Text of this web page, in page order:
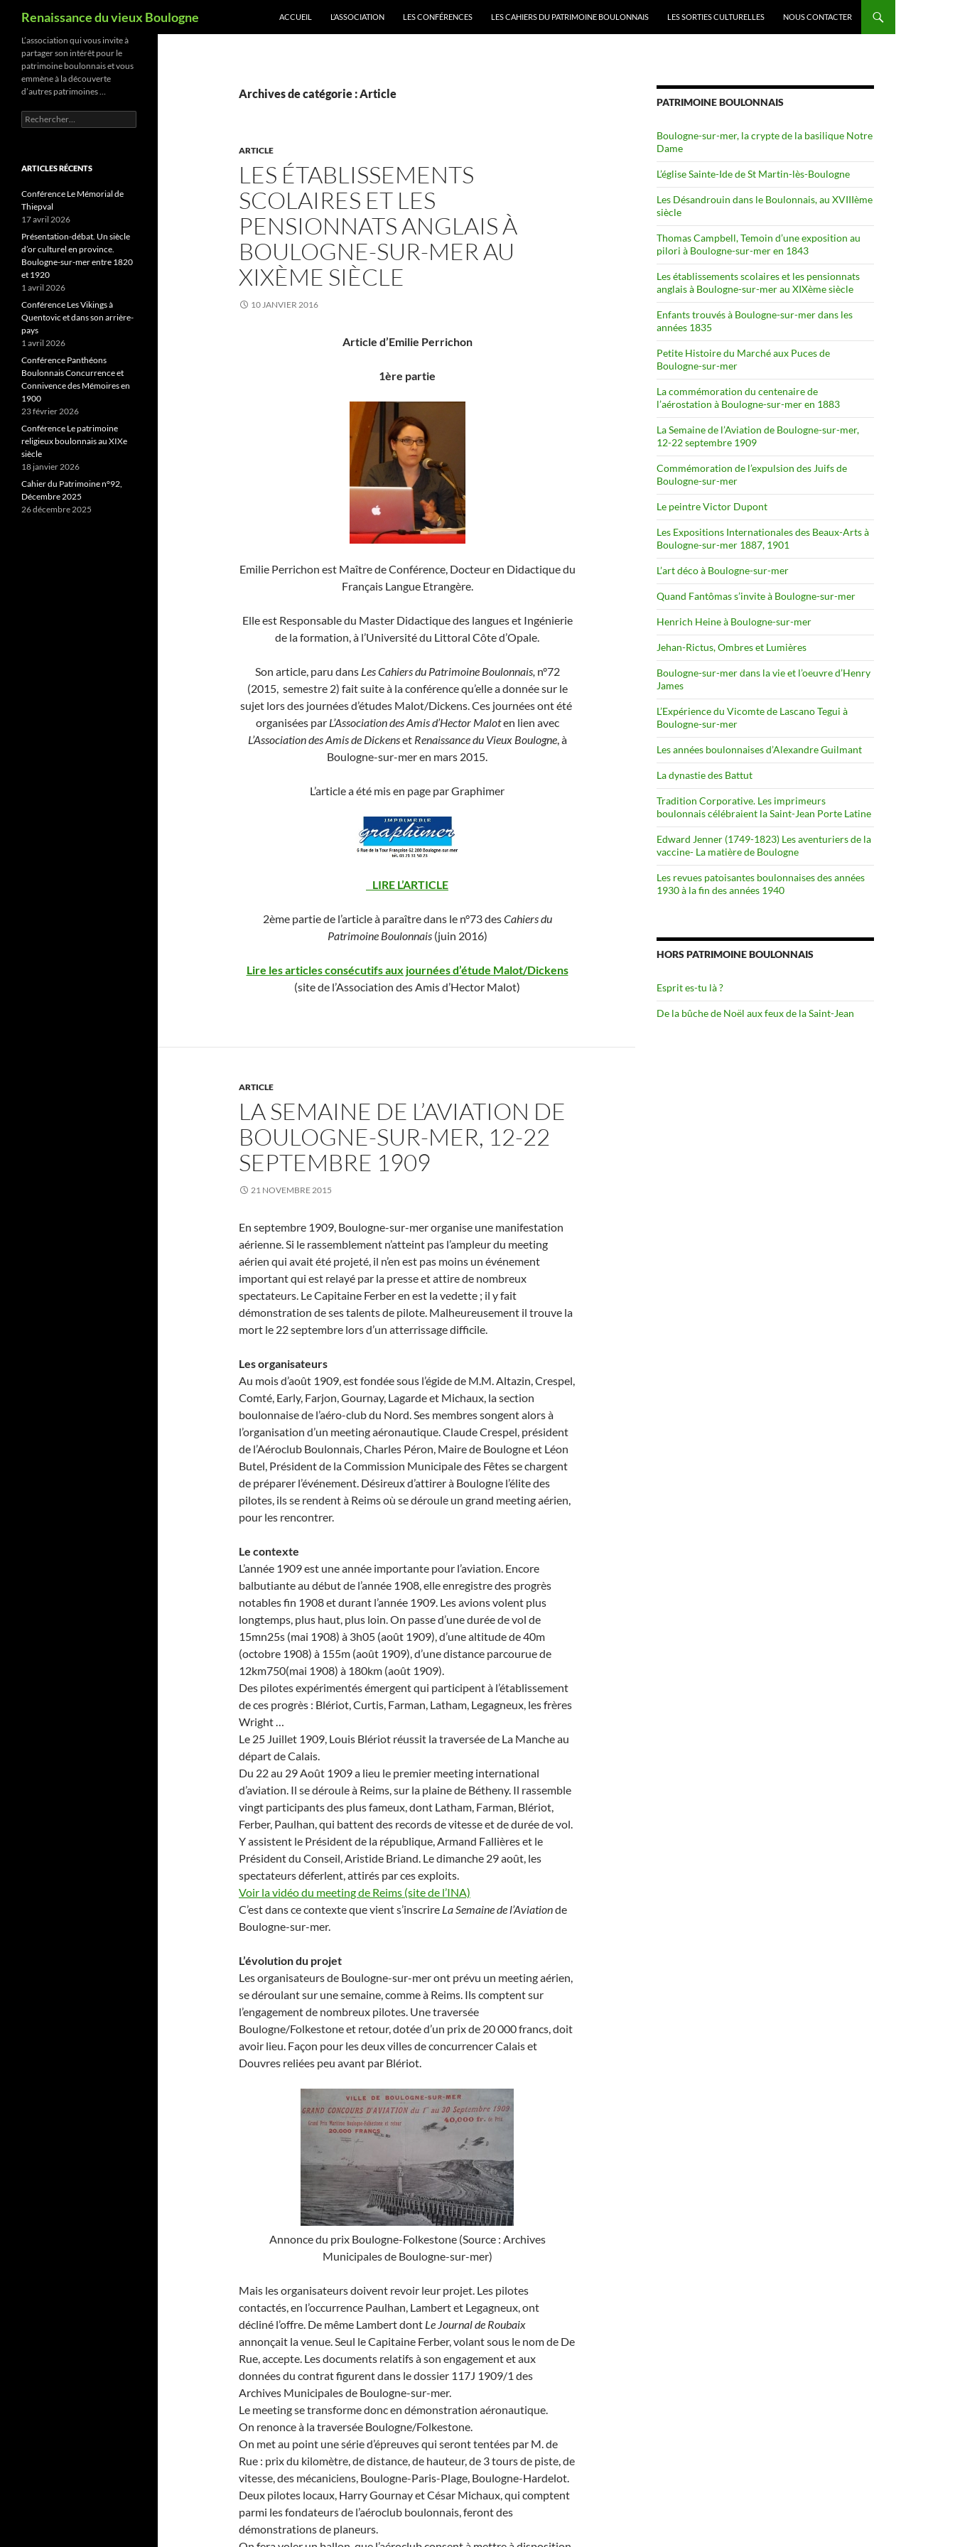
Aller
contenu
Renaissance du vieux Boulogne ACCUEIL L’ASSOCIATION LES CONFÉRENCES LES CAHIERS DU PATRIMOINE BOULONNAIS LES SORTIES CULTURELLES NOUS CONTACTER
Archives de catégorie : Article
ARTICLE
LES ÉTABLISSEMENTS
SCOLAIRES ET LES
PENSIONNATS ANGLAIS À
BOULOGNE-SUR-MER AU
XIXÈME SIÈCLE
10 JANVIER 2016
Article d’Emilie Perrichon
1ère partie
Emilie Perrichon est Maître de Conférence, Docteur en Didactique du
Français Langue Etrangère.
Elle est Responsable du Master Didactique des langues et Ingénierie
de la formation, à l’Université du Littoral Côte d’Opale.
Son article, paru dans Les Cahiers du Patrimoine Boulonnais, n°72
(2015, semestre 2) fait suite à la conférence qu’elle a donnée sur le
sujet lors des journées d’études Malot/Dickens. Ces journées ont été
organisées par L’Association des Amis d’Hector Maloten lien avec
L’Association des Amis de Dickenset Renaissance du Vieux Boulogne, à
Boulogne-sur-mer en mars 2015.
L’article a été mis en page par Graphimer
LIRE L’ARTICLE
2ème partie de l’article à paraître dans le n°73 desCahiers du
Patrimoine Boulonnais(juin 2016)
Lire les articles consécutifs aux journées d’étude Malot/Dickens
(site de l’Association des Amis d’Hector Malot)
ARTICLE
LA SEMAINE DE L’AVIATION DE
BOULOGNE-SUR-MER, 12-22
SEPTEMBRE 1909
21 NOVEMBRE 2015
En septembre 1909, Boulogne-sur-mer organise une manifestation
aérienne. Si le rassemblement n’atteint pas l’ampleur du meeting
aérien qui avait été projeté, il n’en est pas moins un événement
important qui est relayé par la presse et attire de nombreux
spectateurs. Le Capitaine Ferber en est la vedette ; il y fait
démonstration de ses talents de pilote. Malheureusement il trouve la
mort le 22 septembre lors d’un atterrissage difficile.
Les organisateurs
Au mois d’août 1909, est fondée sous l’égide de M.M. Altazin, Crespel,
Comté, Early, Farjon, Gournay, Lagarde et Michaux, la section
boulonnaise de l’aéro-club du Nord. Ses membres songent alors à
l’organisation d’un meeting aéronautique. Claude Crespel, président
de l’Aéroclub Boulonnais, Charles Péron, Maire de Boulogne et Léon
Butel, Président de la Commission Municipale des Fêtes se chargent
de préparer l’événement. Désireux d’attirer à Boulogne l’élite des
pilotes, ils se rendent à Reims où se déroule un grand meeting aérien,
pour les rencontrer.
Le contexte
L’année 1909 est une année importante pour l’aviation. Encore
balbutiante au début de l’année 1908, elle enregistre des progrès
notables fin 1908 et durant l’année 1909. Les avions volent plus
longtemps, plus haut, plus loin. On passe d’une durée de vol de
15mn25s (mai 1908) à 3h05 (août 1909), d’une altitude de 40m
(octobre 1908) à 155m (août 1909), d’une distance parcourue de
12km750(mai 1908) à 180km (août 1909).
Des pilotes expérimentés émergent qui participent à l’établissement
de ces progrès : Blériot, Curtis, Farman, Latham, Legagneux, les frères
Wright …
Le 25 Juillet 1909, Louis Blériot réussit la traversée de La Manche au
départ de Calais.
Du 22 au 29 Août 1909 a lieu le premier meeting international
d’aviation. Il se déroule à Reims, sur la plaine de Bétheny. Il rassemble
vingt participants des plus fameux, dont Latham, Farman, Blériot,
Ferber, Paulhan, qui battent des records de vitesse et de durée de vol.
Y assistent le Président de la république, Armand Fallières et le
Président du Conseil, Aristide Briand. Le dimanche 29 août, les
spectateurs déferlent, attirés par ces exploits.
Voir la vidéo du meeting de Reims (site de l’INA)
C’est dans ce contexte que vient s’inscrire La Semaine de l’Aviationde
Boulogne-sur-mer.
L’évolution du projet
Les organisateurs de Boulogne-sur-mer ont prévu un meeting aérien,
se déroulant sur une semaine, comme à Reims. Ils comptent sur
l’engagement de nombreux pilotes. Une traversée
Boulogne/Folkestone et retour, dotée d’un prix de 20 000 francs, doit
avoir lieu. Façon pour les deux villes de concurrencer Calais et
Douvres reliées peu avant par Blériot.
Annonce du prix Boulogne-Folkestone (Source : Archives
Municipales de Boulogne-sur-mer)
Mais les organisateurs doivent revoir leur projet. Les pilotes
contactés, en l’occurrence Paulhan, Lambert et Legagneux, ont
décliné l’offre. De même Lambert dont Le Journal de Roubaix
annonçait la venue. Seul le Capitaine Ferber, volant sous le nom de De
Rue, accepte. Les documents relatifs à son engagement et aux
données du contrat figurent dans le dossier 117J 1909/1 des
Archives Municipales de Boulogne-sur-mer.
Le meeting se transforme donc en démonstration aéronautique.
On renonce à la traversée Boulogne/Folkestone.
On met au point une série d’épreuves qui seront tentées par M. de
Rue : prix du kilomètre, de distance, de hauteur, de 3 tours de piste, de
vitesse, des mécaniciens, Boulogne-Paris-Plage, Boulogne-Hardelot.
Deux pilotes locaux, Harry Gournay et César Michaux, qui comptent
parmi les fondateurs de l’aéroclub boulonnais, feront des
démonstrations de planeurs.
PATRIMOINE BOULONNAIS
Boulogne-sur-mer, la crypte de la basilique Notre
Dame
L’église Sainte-Ide de St Martin-lès-Boulogne
Les Désandrouin dans le Boulonnais, au XVIIIème
siècle
Thomas Campbell, Temoin d’une exposition au
pilori à Boulogne-sur-mer en 1843
Les établissements scolaires et les pensionnats
anglais à Boulogne-sur-mer au XIXème siècle
Enfants trouvés à Boulogne-sur-mer dans les
années 1835
Petite Histoire du Marché aux Puces de
Boulogne-sur-mer
La commémoration du centenaire de
l’aérostation à Boulogne-sur-mer en 1883
La Semaine de l’Aviation de Boulogne-sur-mer,
12-22 septembre 1909
Commémoration de l’expulsion des Juifs de
Boulogne-sur-mer
Le peintre Victor Dupont
Les Expositions Internationales des Beaux-Arts à
Boulogne-sur-mer 1887, 1901
L’art déco à Boulogne-sur-mer
Quand Fantômas s’invite à Boulogne-sur-mer
Henrich Heine à Boulogne-sur-mer
Jehan-Rictus, Ombres et Lumières
Boulogne-sur-mer dans la vie et l’oeuvre d’Henry
James
L’Expérience du Vicomte de Lascano Tegui à
Boulogne-sur-mer
Les années boulonnaises d’Alexandre Guilmant
La dynastie des Battut
Tradition Corporative. Les imprimeurs
boulonnais célébraient la Saint-Jean Porte Latine
Edward Jenner (1749-1823) Les aventuriers de la
vaccine- La matière de Boulogne
Les revues patoisantes boulonnaises des années
1930 à la fin des années 1940
HORS PATRIMOINE BOULONNAIS
Esprit es-tu là ?
De la bûche de Noël aux feux de la Saint-Jean
L’association qui vous invite à
partager son intérêt pour le
patrimoine boulonnais et vous
emmène à la découverte
d’autres patrimoines …
Rechercher :
ARTICLES RÉCENTS
Conférence Le Mémorial de
Thiepval
17 avril 2026
Présentation-débat. Un siècle
d’or culturel en province.
Boulogne-sur-mer entre 1820
et 1920
1 avril 2026
Conférence Les Vikings à
Quentovic et dans son arrière-
pays
1 avril 2026
Conférence Panthéons
Boulonnais Concurrence et
Connivence des Mémoires en
1900
23 février 2026
Conférence Le patrimoine
religieux boulonnais au XIXe
siècle
18 janvier 2026
Cahier du Patrimoine n°92,
Décembre 2025
26 décembre 2025